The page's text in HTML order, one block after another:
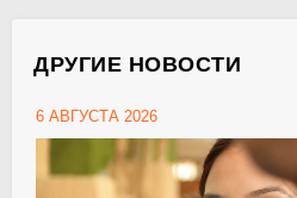
ДРУГИЕ НОВОСТИ
6 АВГУСТА 2026